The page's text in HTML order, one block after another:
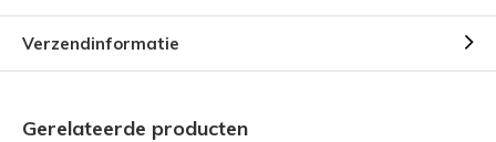
Verzendinformatie
Gerelateerde producten